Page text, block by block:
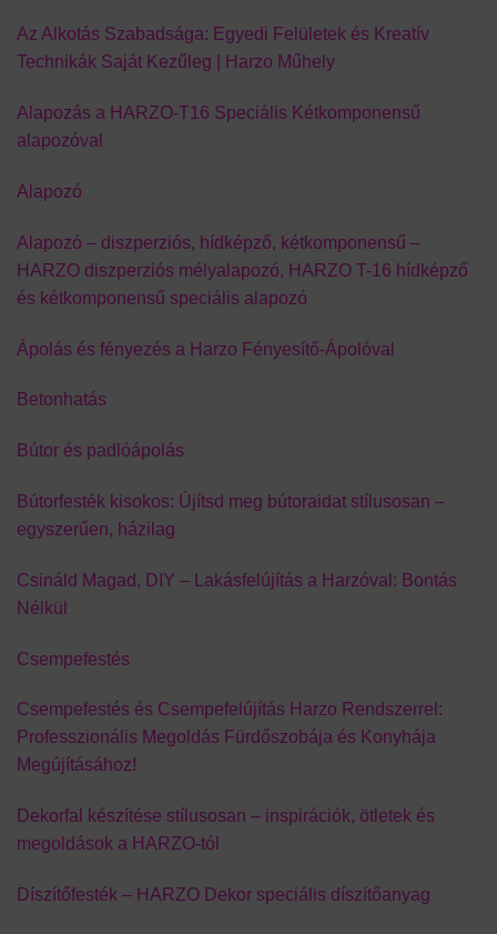
Az Alkotás Szabadsága: Egyedi Felületek és Kreatív
Technikák Saját Kezűleg | Harzo Műhely
Alapozás a HARZO-T16 Speciális Kétkomponensű
alapozóval
Alapozó
Alapozó – diszperziós, hídképző, kétkomponensű –
HARZO diszperziós mélyalapozó, HARZO T-16 hídképző
és kétkomponensű speciális alapozó
Ápolás és fényezés a Harzo Fényesítő-Ápolóval
Betonhatás
Bútor és padlóápolás
Bútorfesték kisokos: Újítsd meg bútoraidat stílusosan –
egyszerűen, házilag
Csináld Magad, DIY – Lakásfelújítás a Harzóval: Bontás
Nélkül
Csempefestés
Csempefestés és Csempefelújítás Harzo Rendszerrel:
Professzionális Megoldás Fürdőszobája és Konyhája
Megújításához!
Dekorfal készítése stílusosan – inspirációk, ötletek és
megoldások a HARZO-tól
Díszítőfesték – HARZO Dekor speciális díszítőanyag